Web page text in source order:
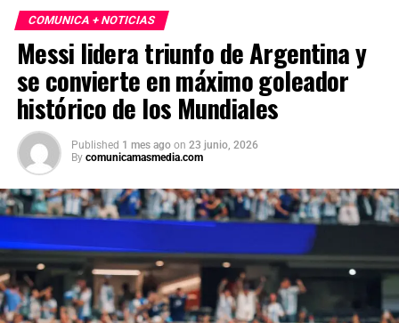
cortes de energía y múltiples derrumbes. Hasta el
momento no se reportan ciudadanos mexicanos
afectados. Las autoridades mexicanas mantienen
comunicación con el gobierno venezolano y seguimiento
permanente a la emergencia.
COMUNICA + NOTICIAS
Messi lidera triunfo de Argentina y
se convierte en máximo goleador
histórico de los Mundiales
Published 1 mes ago on 23 junio, 2026
By comunicamasmedia.com